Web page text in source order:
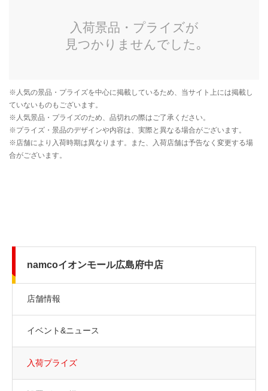
namcoイオンモール広島府中店
店舗情報
イベント&ニュース
入荷プライズ